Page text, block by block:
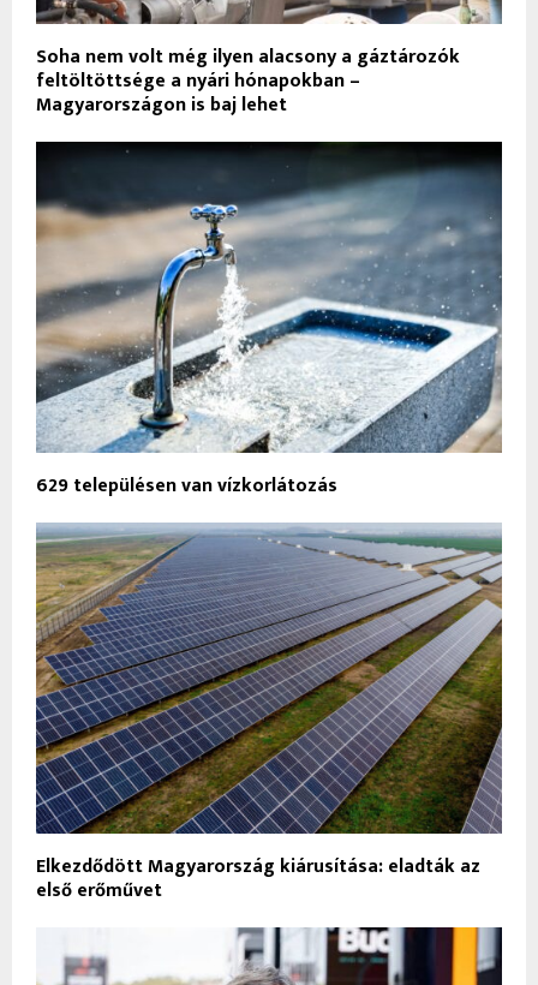
Soha nem volt még ilyen alacsony a gáztározók
feltöltöttsége a nyári hónapokban –
Magyarországon is baj lehet
629 településen van vízkorlátozás
Elkezdődött Magyarország kiárusítása: eladták az
első erőművet